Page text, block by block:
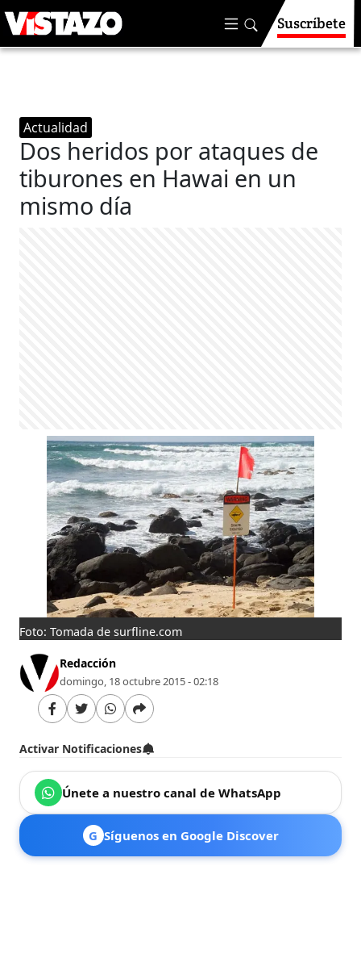
Suscríbete
Actualidad
Dos heridos por ataques de
tiburones en Hawai en un
mismo día
Foto: Tomada de surfline.com
Redacción
domingo, 18 octubre 2015 - 02:18
Activar Notificaciones
Únete a nuestro canal de WhatsApp
G Síguenos en Google Discover